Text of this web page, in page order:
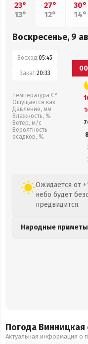
23°
13°
27°
12°
30°
14°
Воскресенье, 9
Восход:05:45
Закат:20:33
Температура С°
Ощущается как
Давление, мм
Влажность, %
Ветер, м/с
Вероятность
осадков, %
Ожидается от
небо будет
предвидится.
Народные
Погода Винницкая
Актуальная информация о